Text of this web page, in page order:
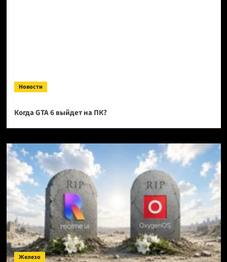
Новости
Когда GTA 6 выйдет на ПК?
Железо